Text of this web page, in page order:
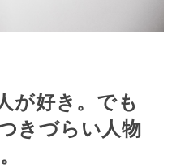
が好き。 でも
きづらい人物